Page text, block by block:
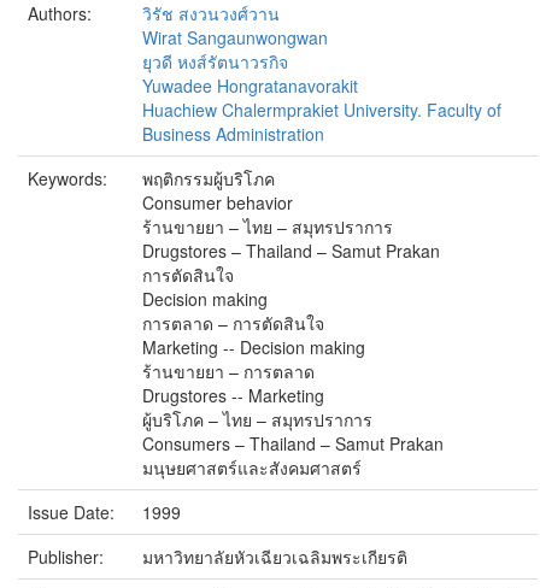
Authors:
วิรัช สงวนวงศ์วาน
Wirat Sangaunwongwan
ยุวดี หงส์รัตนาวรกิจ
Yuwadee Hongratanavorakit
Huachiew Chalermprakiet University. Faculty of
Business Administration
Keywords:
พฤติกรรมผู้บริโภค
Consumer behavior
ร้านขายยา – ไทย – สมุทรปราการ
Drugstores – Thailand – Samut Prakan
การตัดสินใจ
Decision making
การตลาด – การตัดสินใจ
Marketing -- Decision making
ร้านขายยา – การตลาด
Drugstores -- Marketing
ผู้บริโภค – ไทย – สมุทรปราการ
Consumers – Thailand – Samut Prakan
มนุษยศาสตร์และสังคมศาสตร์
Issue Date:
1999
Publisher:
มหาวิทยาลัยหัวเฉียวเฉลิมพระเกียรติ